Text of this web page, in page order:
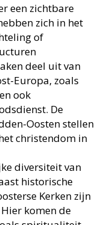
een zichtbare
zich in het
of
deel uit van
Europa, zoals
ook
De
Oosten stellen
christendom in
diversiteit van
historische
Kerken zijn
komen de